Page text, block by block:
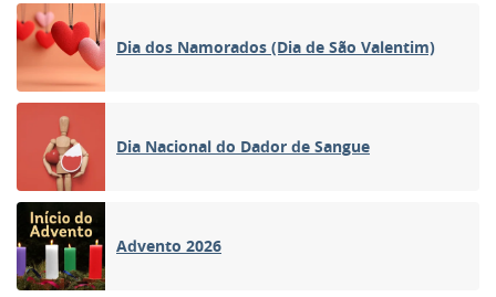
Dia dos Namorados (Dia de São Valentim)
Dia Nacional do Dador de Sangue
Advento 2026